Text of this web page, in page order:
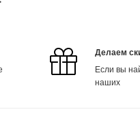
Делаем
Если вы
наших